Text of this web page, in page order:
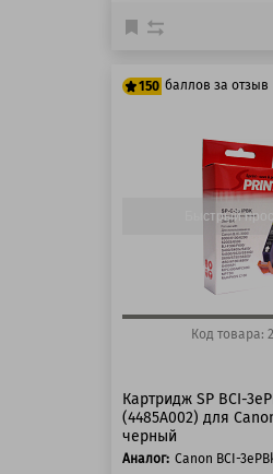
150 баллов за отзыв
125 баллов
150 баллов
Быстрый
Код товара:
Картридж SP BCI-
(4485A002) для
черный
Аналог: Canon BCI-